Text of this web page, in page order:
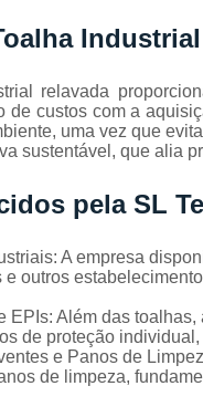
limpeza
industriais
Venda de
toalhas
relavada
de custos com a
uma vez que
sustentável, que alia
pela SL
A empresa
e outros
EPIs: Além das
de proteção
e Panos de
de limpeza,